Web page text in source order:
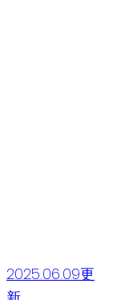
2025.06.09更